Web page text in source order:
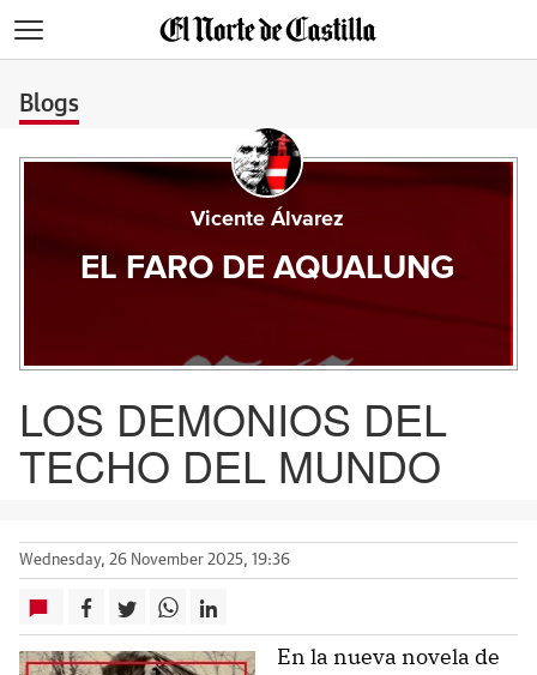
Blogs
Vicente Álvarez
EL FARO DE AQUALUNG
LOS DEMONIOS DEL
TECHO DEL MUNDO
Wednesday, 26 November 2025, 19:36
En la nueva novela de